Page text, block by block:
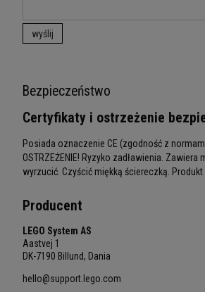
wyślij
Bezpieczeństwo
Certyfikaty i ostrzeżenie
Posiada oznaczenie CE (zgodność z normami
OSTRZEŻENIE! Ryzyko zadławienia.
wyrzucić. Czyścić miękką ściereczką.
Producent
LEGO System AS
Aastvej 1
DK-7190 Billund, Dania
hello@support.lego.com